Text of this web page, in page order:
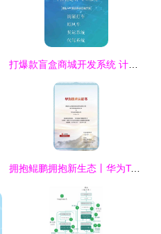
打爆款盲盒商城开发系统 计算机软硬件的技术实现与创新
拥抱鲲鹏拥抱新生态丨华为TaiShan服务器落地藏汉双语智慧城市解决方案——计算机软硬件的技术开发解析